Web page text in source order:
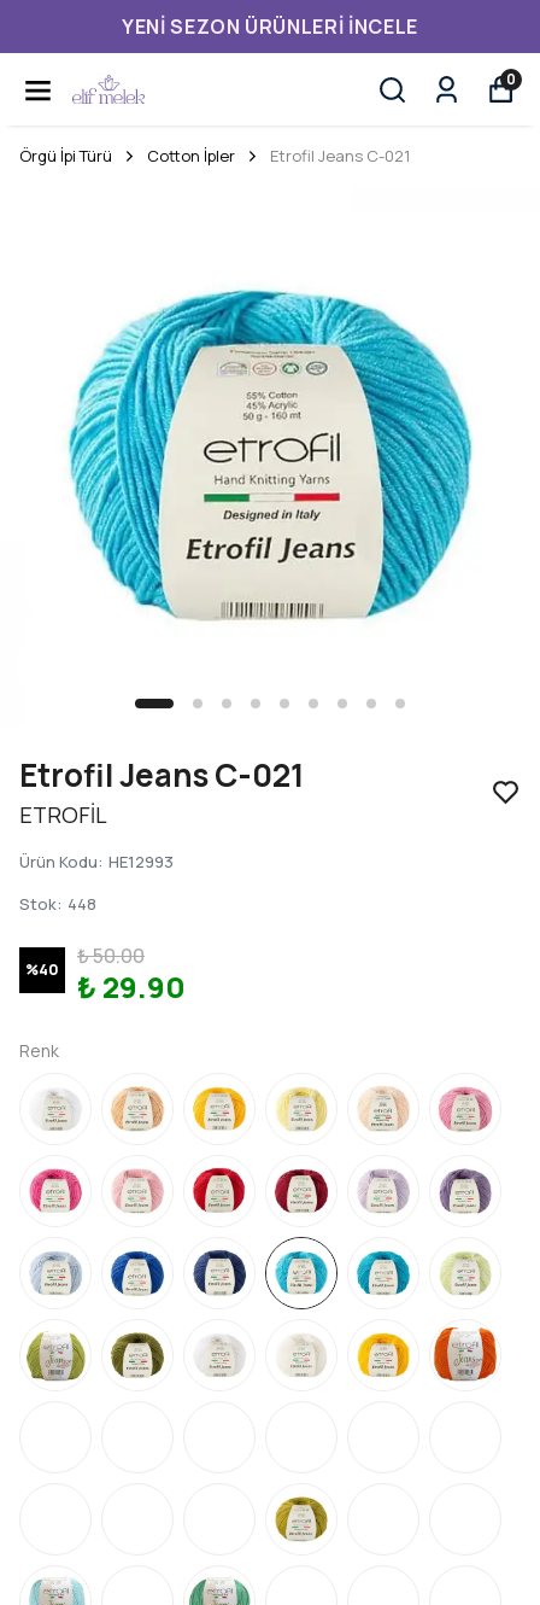
YENI SEZON ÜRÜNLERI İNCELE
0
Örgü İpi Türü Cotton İpler Etrofil Jeans C-021
Etrofil Jeans C-021
ETROFİL
Ürün Kodu: HE12993
Stok: 448
%40
₺ 50.00
₺ 29.90
Renk